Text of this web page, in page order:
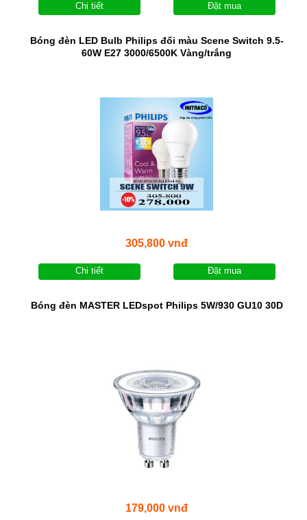
Chi tiết Đặt mua
Bóng đèn LED Bulb Philips đổi màu Scene Switch 9.5-
60W E27 3000/6500K Vàng/trắng
305,800 vnđ
Chi tiết Đặt mua
Bóng đèn MASTER LEDspot Philips 5W/930 GU10 30D
179,000 vnđ